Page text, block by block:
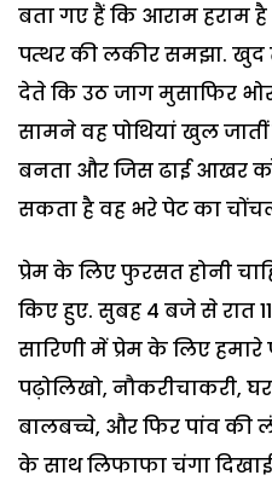
बता गए हैं कि आराम हराम
पत्थर की लकीर समझा. खुद
देते कि उठ जाग मुसाफिर
सामने वह पोथियां खुल
बनता और जिस ढाई आखर
सकता है वह भरे पेट का
प्रेम के लिए फुरसत होनी
किए हुए. सुबह 4 बजे से रात
सारिणी में प्रेम के लिए हमारे
पढ़ोलिखो, नौकरीचाकरी,
बालबच्चे, और फिर पांव की
के साथ लिफाफा चंगा